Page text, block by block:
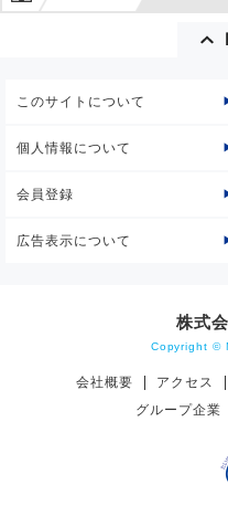
このサイトについて
個人情報について
会員登録
広告表示について
株式
Copyright ©
会社概要 アクセス
グループ企業